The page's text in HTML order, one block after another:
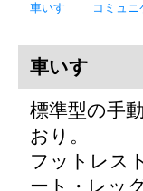
車いす コミュ
車いす
標準型の手
おり。
フットレス
ート・レッ